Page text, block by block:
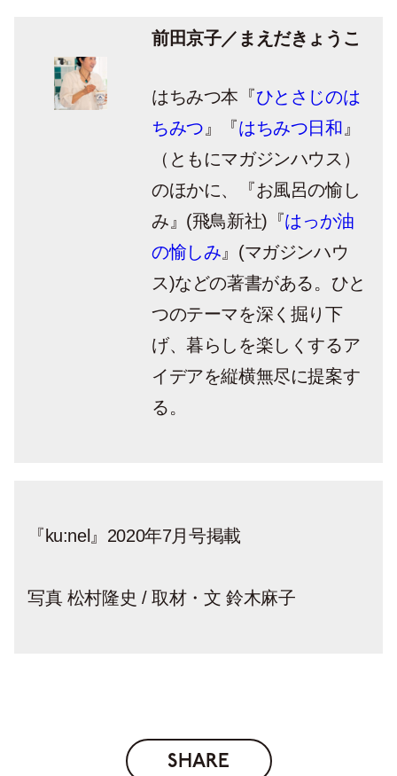
前田京子／まえだきょうこ
はちみつ本『ひとさじのは
ちみつ 』『はちみつ日和 』
（ともにマガジンハウス）
のほかに、『お風呂の愉し
み』(飛鳥新社)『はっか油
の愉しみ 』(マガジンハウ
ス)などの著書がある。ひと
つのテーマを深く掘り下
げ、暮らしを楽しくするア
イデアを縦横無尽に提案す
る。
『ku:nel』2020年7月号掲載
写真 松村隆史 / 取材・文 鈴木麻子
SHARE